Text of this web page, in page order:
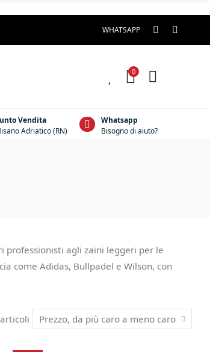
WHATSAPP
0
Vendita
Adriatico (RN)
Whatsapp
Bisogno di aiuto?
agli zaini leggeri per le
come Adidas, Bullpadel e Wilson, con
Prezzo, da più caro a meno caro